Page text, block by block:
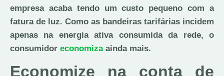
empresa acaba tendo um custo pequeno com a
fatura de luz. Como as bandeiras tarifárias incidem
apenas na energia ativa consumida da rede, o
consumidor economizaainda mais.
Economize na conta de